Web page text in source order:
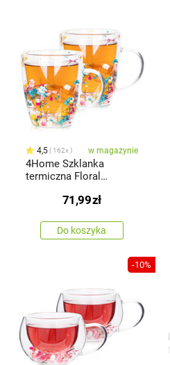
4,5 162x w magazynie
4Home Szklanka
termiczna Floral
71,99zł
Do koszyka
-10%